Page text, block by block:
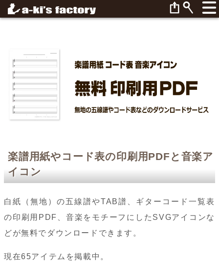
楽譜用紙やコード表の印刷用PDFと音楽ア
イコン
白紙（無地）の五線譜やTAB譜、ギターコード一覧表
の印刷用PDF、音楽をモチーフにしたSVGアイコンな
どが無料でダウンロードできます。
現在65アイテムを掲載中。